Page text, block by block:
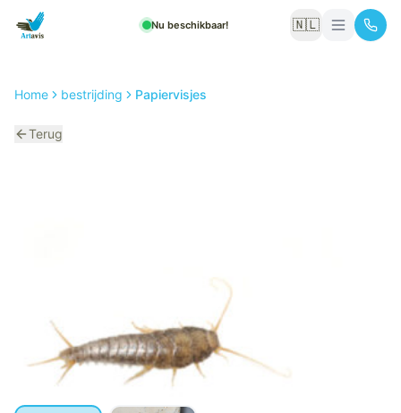
Nu beschikbaar! 🇳🇱
Home bestrijding Papiervisjes
Terug